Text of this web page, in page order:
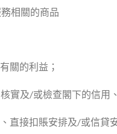
相關的商品
關的利益；
實及/或檢查閣下的信用
直接扣賬安排及/或信貸